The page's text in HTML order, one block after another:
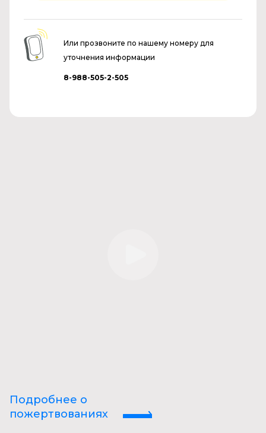
Или прозвоните по нашему номеру для
уточнения информации
8-988-505-2-505
Подробнее о
пожертвованиях